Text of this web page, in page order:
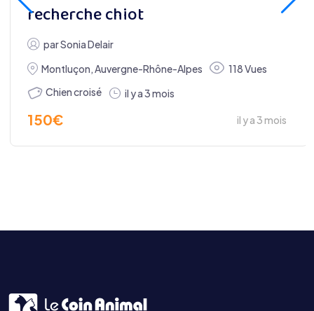
recherche chiot
parSonia Delair
Montluçon Auvergne-Rhône-Alpes
118 Vues
Chien croisé
il y a 3 mois
150€ il y a 3 mois